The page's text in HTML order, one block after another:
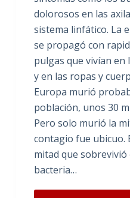
dolorosos en las
sistema linfático. La
se propagó con
pulgas que vivían en
y en las ropas y
Europa murió
población, unos 30
Pero solo murió la
contagio fue ubicuo.
mitad que
bacteria…